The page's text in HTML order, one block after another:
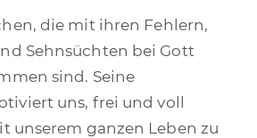
die mit ihren Fehlern,
Sehnsüchten bei Gott
sind. Seine
uns, frei und voll
unserem ganzen Leben zu